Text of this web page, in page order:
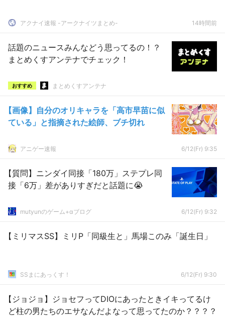
アクナイ速報 -アークナイツまとめ- 14時間前
話題のニュースみんなどう思ってるの！？
まとめくすアンテナでチェック！
おすすめ まとめくすアンテナ
【画像】自分のオリキャラを「高市早苗に似
ている」と指摘された絵師、ブチ切れ
アニゲー速報 6/12(Fr) 9:35
【質問】ニンダイ同接「180万」ステプレ同
接「6万」差がありすぎだと話題に😭
mutyunのゲーム+αブログ 6/12(Fr) 9:32
【ミリマスSS】ミリP「同級生と」馬場このみ「誕生日」
SSまにあっくす！ 6/12(Fr) 9:30
【ジョジョ】ジョセフってDIOにあったときイキってるけ
ど柱の男たちのエサなんだよなって思ってたのか？？？？